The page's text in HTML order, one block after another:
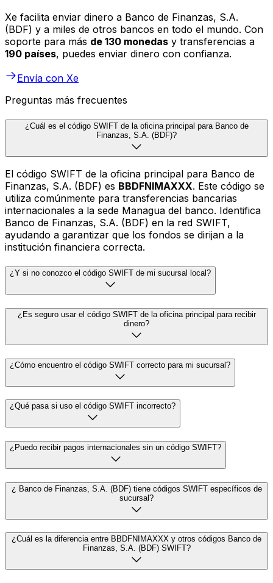
Xe facilita enviar dinero a Banco de Finanzas, S.A.
(BDF) y a miles de otros bancos en todo el mundo. Con
soporte para más de 130 monedas y transferencias a
190 países, puedes enviar dinero con confianza.
Envía con Xe
Preguntas más frecuentes
¿Cuál es el código SWIFT de la oficina principal para Banco de
Finanzas, S.A. (BDF)?
El código SWIFT de la oficina principal para Banco de
Finanzas, S.A. (BDF) es BBDFNIMAXXX. Este código se
utiliza comúnmente para transferencias bancarias
internacionales a la sede Managua del banco. Identifica
Banco de Finanzas, S.A. (BDF) en la red SWIFT,
ayudando a garantizar que los fondos se dirijan a la
institución financiera correcta.
¿Y si no conozco el código SWIFT de mi sucursal local?
¿Es seguro usar el código SWIFT de la oficina principal para recibir
dinero?
¿Cómo encuentro el código SWIFT correcto para mi sucursal?
¿Qué pasa si uso el código SWIFT incorrecto?
¿Puedo recibir pagos internacionales sin un código SWIFT?
¿ Banco de Finanzas, S.A. (BDF) tiene códigos SWIFT específicos de
sucursal?
¿Cuál es la diferencia entre BBDFNIMAXXX y otros códigos Banco de
Finanzas, S.A. (BDF) SWIFT?